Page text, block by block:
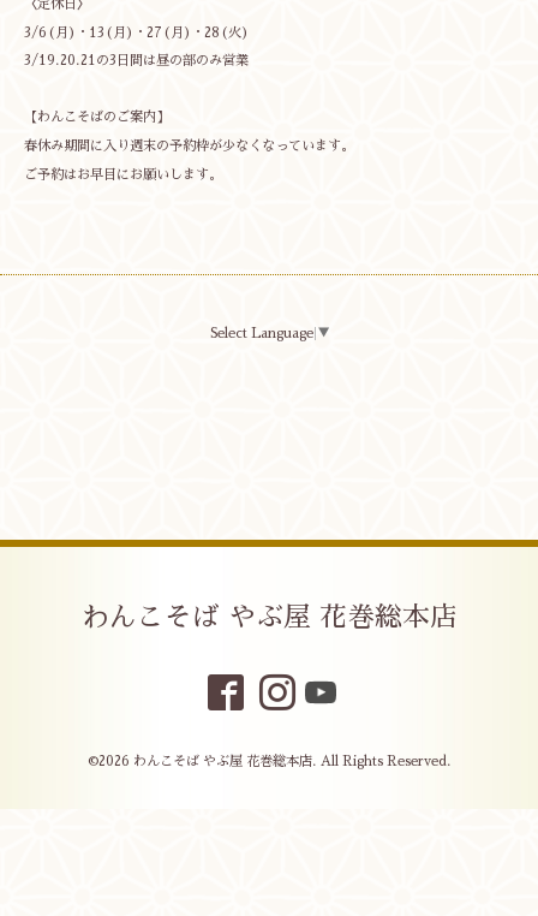
〈定休日〉
3/6(月)・13(月)・27(月)・28(火)
3/19.20.21の3日間は昼の部のみ営業
【わんこそばのご案内】
春休み期間に入り週末の予約枠が少なくなっています。
ご予約はお早目にお願いします。
Select Language ▼
わんこそば やぶ屋 花巻総本店
©2026 わんこそば やぶ屋 花巻総本店. All Rights Reserved.